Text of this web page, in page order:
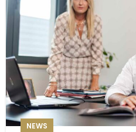
NEWS